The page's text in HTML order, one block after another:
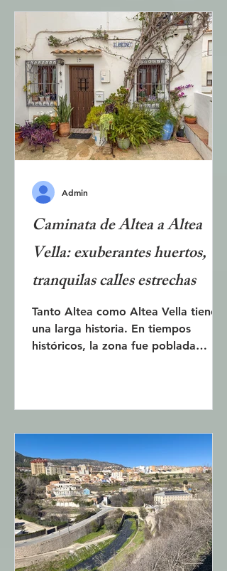
obras por encargo, mientras que
otras han surgido espontáneamente,
de forma más o menos legal. A
algunas se les permite permanecer,
mientras que a otras se les retira, ya
sea porque no son deseadas o
porque las paredes necesitan
mantenimiento
Caminata de Altea a Altea
Vella: exuberantes huertos,
tranquilas calles estrechas
Tanto Altea como Altea Vella tienen
una larga historia. En tiempos
históricos, la zona fue poblada
tomaron el control, antes de que
llegaran los españoles actuales.
Altea y Altea Vella se encuentran a
ambos lados del valle y del río Algar.
En esta zona de unos 4 kilómetros
se extiende un exuberante terreno
con huertos y campos. El artículo
describe una ruta de senderismo des
Admin